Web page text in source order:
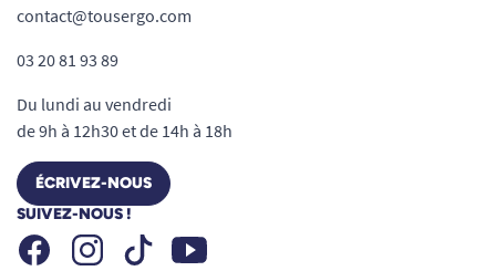
Les personnes sujettes aux mains sèches,
quotidien respectueux de la peau
La qualité ECOLAB (Anios) pour le soin
de votre peau
Fort de son expertise en hygiène et protection
cutanée, ECOLAB (Anios) élabore des soins sûrs,
efficaces et parfaitement adaptés aux gestes
contact@tousergo.com
03 20 81 93 89
Du lundi au vendredi
de 9h à 12h30 et de 14h à 18h
ÉCRIVEZ-NOUS
SUIVEZ-NOUS !
FacebookInstagramTiktok Youtube